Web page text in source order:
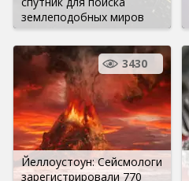
землеподобных миров
Йеллоустоун: Сейсмологи
зарегистрировали 770
3430